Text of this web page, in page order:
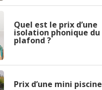
Quel est le prix d’une
isolation phonique du
plafond ?
Prix d’une mini piscine